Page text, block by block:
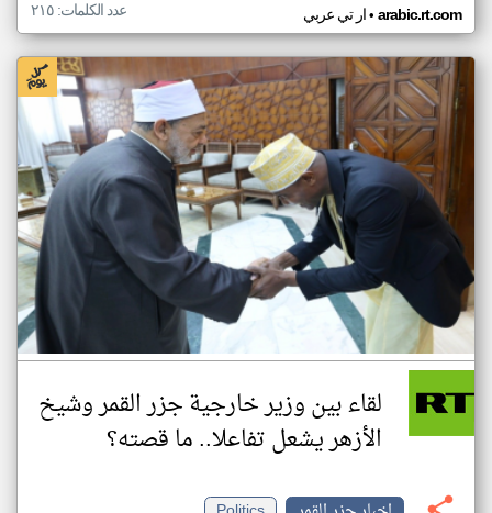
ار تي عربي• arabic.rt.com عدد الكلمات: ٢١٥
لقاء بين وزير خارجية جزر القمر وشيخ
الأزهر يشعل تفاعلا.. ما قصته؟